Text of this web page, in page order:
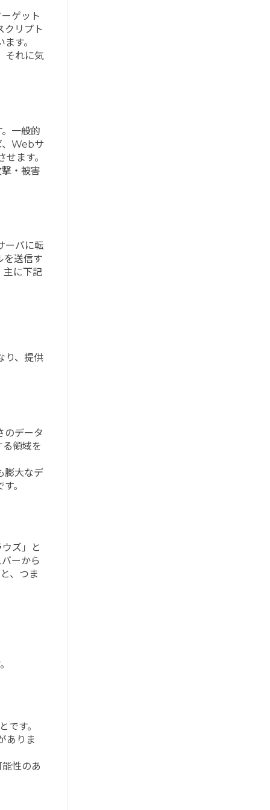
ゲット
クリプト
す。
それに気
一般的
、Webサ
ます。
・被害
ーバに転
を送信す
に下記
り、提供
のデータ
領域を
膨大なデ
。
ズ」と
ーから
、つま
す。
ありま
性のあ